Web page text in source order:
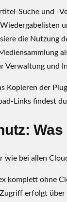
Suche und -
die Nutzung
Verwaltung und
Kopieren der
Links findest
wie bei allen
komplett ohne
erfolgt über